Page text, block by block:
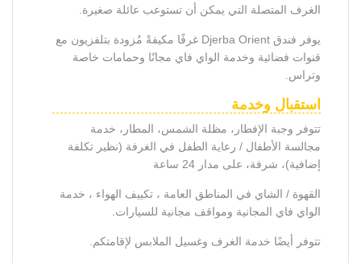
الغرف المتصلة التي يمكن أن تستوعب عائلة صغيرة.
يوفر فندق Djerba Orient غرفًا مكيفةً مُزودة بتلفزيون مع
قنوات فضائية وخدمة الواي فاي مجانًا وحمامات خاصة
وتراس.
استقبال وخدمة
تتوفر وجبة الإفطار، مظلة الشمس، المطار، خدمة
مجالسة الأطفال / رعاية الطفل في الغرفة (نظير تكلفة
إضافية)، شرفة، على مدار 24 ساعة
القهوة / الشاي في المناطق العامة ، تكييف الهواء ، خدمة
الواي فاي المجانية ومواقف مجانية للسيارات.
تتوفر أيضًا خدمة الغرف وغسيل الملابس لإقامتكم.